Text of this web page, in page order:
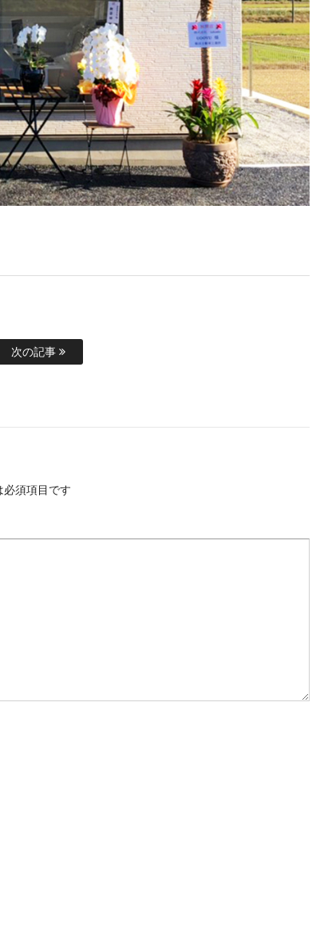
次の記事
必須項目です